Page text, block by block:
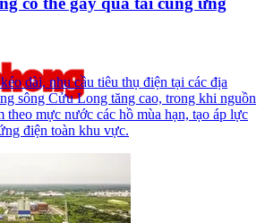
dài, nhu cầu tiêu thụ điện tại các địa
sông Cửu Long tăng cao, trong khi nguồn
theo mực nước các hồ mùa hạn, tạo áp lực
điện toàn khu vực.